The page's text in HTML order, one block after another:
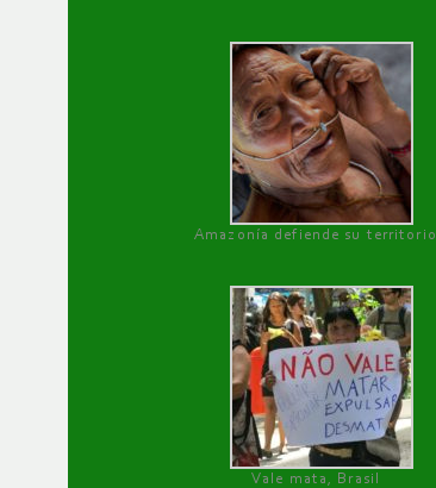
Amazonía defiende su territorio
Vale mata, Brasil